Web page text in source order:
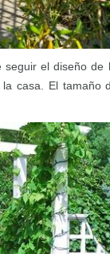
el diseño de
casa. El tamaño